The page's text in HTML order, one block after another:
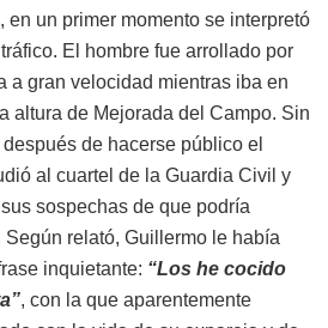
en un primer momento se interpretó
El hombre fue arrollado por
a gran velocidad mientras iba en
altura de Mejorada del Campo. Sin
de hacerse público el
al cuartel de la Guardia Civil y
sospechas de que podría
relató, Guillermo le había
inquietante: “Los he cocido
, con la que aparentemente